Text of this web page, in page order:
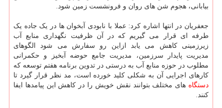
بیابانی، هجوم شن های روان و فرونشست زمین شود.
جعفریان در انتها اشاره کرد: عملا با نابودی آبخوان ها در یک جاده یک
طرفه ای قرار می گیریم که در آن ظرفیت نگهداری منابع آب
زیرزمینی کاهش می یابد ازاین رو سفارش می شود الگوهای
مدیریت پایدار سرزمین، مدیریت جامع حوضه آبخیز و حکمرانی
مطلوب در حوزه منابع آب به درستی در تدوین برنامه هفتم توسعه که
کارهای اجرایی آن به شکلی کلید خورده است، مد نظر قرار گیرد تا
دستگاه های مختلف بتوانند نقش خویش را در کاهش این پیامدها ایفا
کنند.